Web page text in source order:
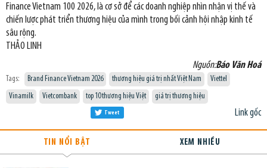
Finance Vietnam 100 2026, là cơ sở để các doanh nghiệp nhìn nhận vị thế và
chiến lược phát triển thương hiệu của mình trong bối cảnh hội nhập kinh tế
sâu rộng.
THẢO LINH
Nguồn:Báo Văn Hoá
Tags: Brand Finance Vietnam 2026 thương hiệu giá trị nhất Việt Nam
Viettel
Vinamilk
Vietcombank top 10 thương hiệu Việt giá trị thương hiệu
Link gốc
Tweet
TIN NỔI BẬT XEM NHIỀU